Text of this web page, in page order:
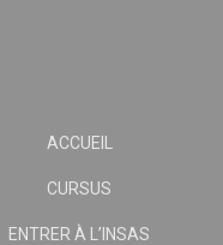
ACCUEIL
CURSUS
ENTRER À L’INSAS